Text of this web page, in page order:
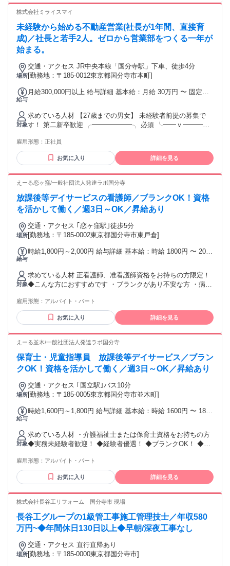
方優遇 ●第2新卒・中高年・主婦の方も多数活躍中
株式会社ミライスマイ
未経験から始める不動産営業(社長が1年間、直接育
成)／社長と若手2人。ゼロから営業部をつくる一年が
始まる。
場所
交通・アクセス JR中央本線「国分寺駅」下車、徒歩4分
[勤務地：〒185-0012東京都国分寺市本町]
給与
月給300,000円以上 給与詳細 基本給：月給 30万円 〜 固定残
勤・家族手当金額：なし 全員に一律で支払われるその他手当
金額：なし ※別途、毎月ボーナスあり （粗利の10％を支給）
※「宅地建物取引士」毎月2万円
対象
求めている人材 【27歳までの男女】 未経験者前提の募集で
す！ 第二新卒歓迎 ╭━━━━━━╮ 必須 ╰━━ｖ━━━╯
視して 採用を決めます。 ╭━━━━━━╮ こんな方に
╰━━ｖ━━━╯ ・素直 ・明るく元気 ・前向き ・営業にチ
ャレンジしたい ※宅地建物取引士優遇 以下、私たちが掲げる
ると幸いです。 ↓ +++- ■経営理念 -+++ 不動産に起因する不
せにする。 私たちは、売り込みはしません。 「豊かになるた
めの戦略設計」を行います。 不動産の成功と失敗、 その両方
筋を示し、 プロジェクトの成功まで 責任をもって伴走いたし
ます。 +++- ■会社としての使命 代表取締役 中村悠樹より -
験を しました。 その後、不動産投資のトラブルで 勇気を持
援。 その成功を味わい、私は誓いました。 誰よりも真っ当に
不動産と向き合い、 顧客を守り、勝たせ、 幸せに導く不動産
や、 良い不動産業者を見極めるための 「エージェントコネク
ト」にも 役員として取り組んでいます。 不動産が原因で不幸
になる人をなくし、 不動産を通じて縁ある人を豊かにするこ
理由：あり（例外事由3号のイ・27歳まで（長期勤続によるキ
ャリア形成のため））
雇用形態： 正社員
お気に入り 詳細を見る
えーる恋ヶ窪/一般社団法人発達ラボ国分寺
放課後等デイサービスの看護師／ブランクOK！資格
を活かして働く／週3日～OK／昇給あり
場所
交通・アクセス ｢恋ヶ窪駅｣徒歩5分
[勤務地：〒185-0002東京都国分寺市東戸倉]
給与
時給1,800円～2,000円 給与詳細 基本給：時給 1800円 〜 2000
手当300円 常勤者に登用された場合は月給制に移行。
対象
求めている人材 正看護師、准看護師資格をお持ちの方限定！
◆こんな方におすすめです ・ブランクがあり不安な方 ・病院
がしたい方 ◆ゆくゆくは正社員として働きたい方も歓迎！ ※
看護師の管理者候補の道や正社員採用の道もあります。 ◆子
育てがひと段落し、培った経験を活かして フルタイムでしっ
―――――――――――――――――――― ●障がい児支
放課後等デイサービス・児童デイでの勤務経験歓迎 ●障がい
者福祉や福祉施設での実務経験がある方優遇 ●学歴・年齢不
ともに働きやすい職場です ●20代〜50代まで幅広い年代が在
籍・活躍中！
雇用形態： アルバイト・パート
お気に入り 詳細を見る
えーる並木/一般社団法人発達ラボ国分寺
保育士・児童指導員 放課後等デイサービス／ブラン
クOK！資格を活かして働く／週3日～OK／昇給あり
場所
交通・アクセス ｢国立駅｣バス10分
[勤務地：〒185-0005東京都国分寺市並木町]
給与
時給1,600円～1,800円 給与詳細 基本給：時給 1600円 〜 1800
用された場合は月給制に移行。
対象
求めている人材 ・介護福祉士または保育士資格をお持ちの方
◆実務未経験者歓迎！ ◆経験者優遇！ ◆ブランクOK！ ◆ゆ
落し、培った経験を活かして フルタイムでしっかりと働きた
い方 ―――――――――――――――――――― ●障がい児
支援・発達障害サポートの経験が活かせます ●児童発達支
がい者福祉や福祉施設での実務経験がある方優遇 ●学歴・年
女性ともに働きやすい職場です ●20代〜50代まで幅広い年代
が在籍・活躍中！ ● 子育てが落ち着いた方活躍中 ●主婦スタ
雇用形態： アルバイト・パート
お気に入り 詳細を見る
株式会社長谷工リフォーム 国分寺市 現場
長谷工グループの1級管工事施工管理技士／年収580
万円~◆年間休日130日以上◆早朝/深夜工事なし
場所
交通・アクセス 直行直帰あり
[勤務地：〒185-0000東京都国分寺市]